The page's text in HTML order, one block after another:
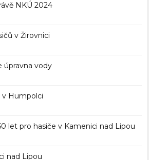
NKÚ 2024
v Žirovnici
úpravna vody
v Humpolci
let pro hasiče v Kamenici nad Lipou
nad Lipou